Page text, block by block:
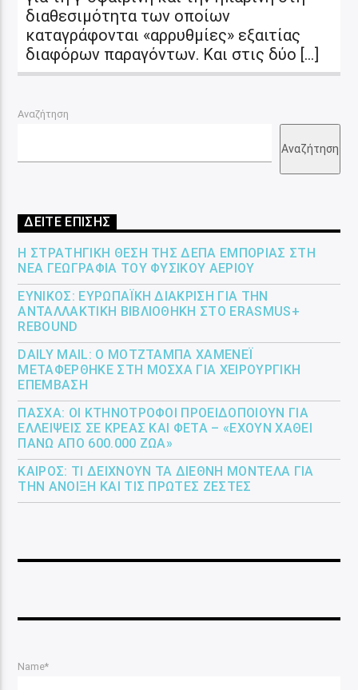
διαθεσιμότητα των οποίων
καταγράφονται «αρρυθμίες» εξαιτίας
διαφόρων παραγόντων. Και στις δύο […]
Αναζήτηση
Αναζήτηση
ΔΕΙΤΕ ΕΠΙΣΗΣ
Η ΣΤΡΑΤΗΓΙΚΉ ΘΈΣΗ ΤΗΣ ΔΕΠΑ ΕΜΠΟΡΊΑΣ ΣΤΗ
ΝΈΑ ΓΕΩΓΡΑΦΊΑ ΤΟΥ ΦΥΣΙΚΟΎ ΑΕΡΊΟΥ
ΕΎΝΙΚΟΣ: ΕΥΡΩΠΑΪΚΉ ΔΙΆΚΡΙΣΗ ΓΙΑ ΤΗΝ
ΑΝΤΑΛΛΑΚΤΙΚΉ ΒΙΒΛΙΟΘΉΚΗ ΣΤΟ ERASMUS+
REBOUND
DAILY MAIL: Ο ΜΟΤΖΤΆΜΠΑ ΧΑΜΕΝΕΪ́
ΜΕΤΑΦΈΡΘΗΚΕ ΣΤΗ ΜΌΣΧΑ ΓΙΑ ΧΕΙΡΟΥΡΓΙΚΉ
ΕΠΈΜΒΑΣΗ
ΠΆΣΧΑ: ΟΙ ΚΤΗΝΟΤΡΌΦΟΙ ΠΡΟΕΙΔΟΠΟΙΟΎΝ ΓΙΑ
ΕΛΛΕΊΨΕΙΣ ΣΕ ΚΡΈΑΣ ΚΑΙ ΦΈΤΑ – «ΈΧΟΥΝ ΧΑΘΕΊ
ΠΆΝΩ ΑΠΌ 600.000 ΖΏΑ»
ΚΑΙΡΌΣ: ΤΙ ΔΕΊΧΝΟΥΝ ΤΑ ΔΙΕΘΝΉ ΜΟΝΤΈΛΑ ΓΙΑ
ΤΗΝ ΆΝΟΙΞΗ ΚΑΙ ΤΙΣ ΠΡΏΤΕΣ ΖΈΣΤΕΣ
Name*